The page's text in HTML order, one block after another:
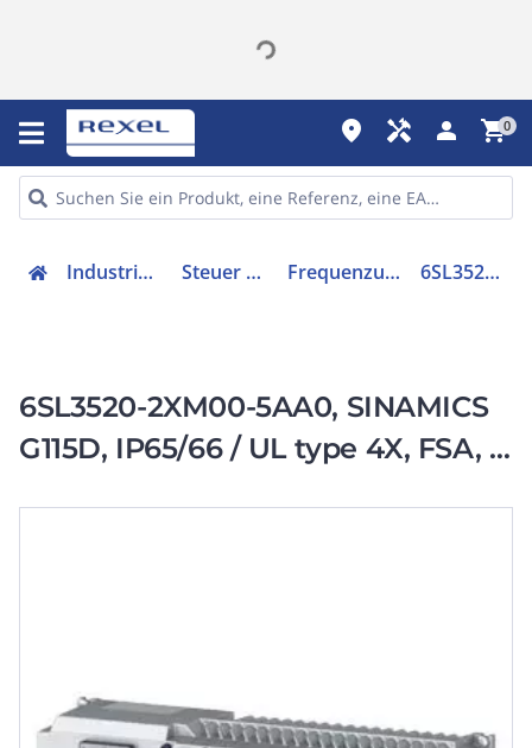
place handyman person shopping_cart0
Industriekomponenten Steuer & Regelgeräte Frequenzumrichter =< 1 kV 6SL35202XM005AA0
6SL3520-2XM00-5AA0, SINAMICS
G115D, IP65/66 / UL type 4X, FSA, 3